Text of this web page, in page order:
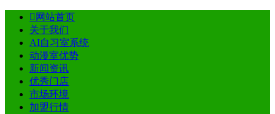
 网站首页
关于我们
AI自习室系统
动漫室优势
新闻资讯
优秀门店
市场环境
加盟行情